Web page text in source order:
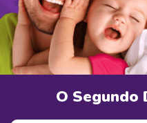
O Segundo